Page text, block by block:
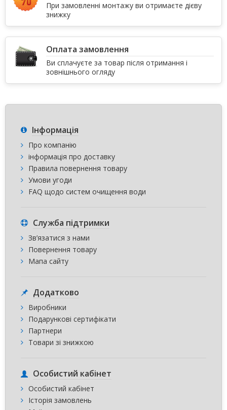
При замовленні монтажу ви отримаєте дієву
знижку
Оплата замовлення
Ви сплачуєте за товар після отримання і
зовнішнього огляду
Інформація
Про компанію
інформація про доставку
Правила повернення товару
Умови угоди
FAQ щодо систем очищення води
Служба підтримки
Зв’язатися з нами
Повернення товару
Мапа сайту
Додатково
Виробники
Подарункові сертифікати
Партнери
Товари зі знижкою
Особистий кабінет
Особистий кабінет
Історія замовлень